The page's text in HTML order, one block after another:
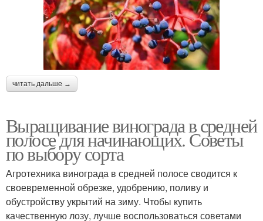
читать дальше →
Выращивание винограда в средней
полосе для начинающих. Советы
по выбору сорта
Агротехника винограда в средней полосе сводится к
своевременной обрезке, удобрению, поливу и
обустройству укрытий на зиму. Чтобы купить
качественную лозу, лучше воспользоваться советами